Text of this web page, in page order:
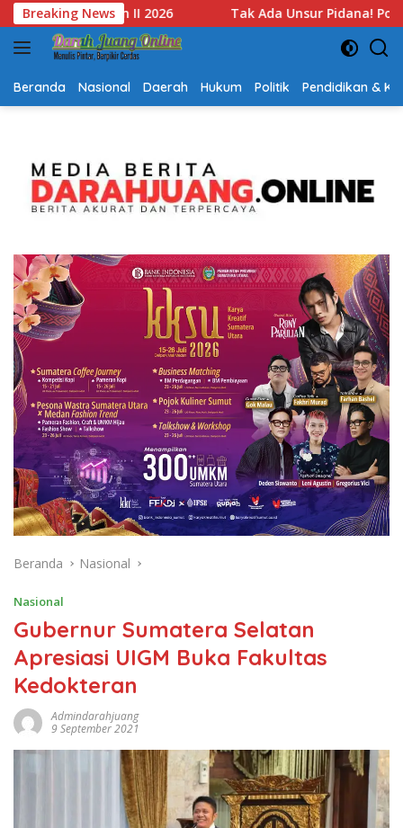
Langsung
ke
konten
Breaking News
Pidana! Polsek Lubuk Baja Ungkap Alasan Hentikan
Beranda Nasional Daerah Hukum Politik Pendidikan &
Beranda Nasional
Nasional
Gubernur Sumatera Selatan
Apresiasi UIGM Buka Fakultas
Kedokteran
Admindarahjuang
9 September 2021